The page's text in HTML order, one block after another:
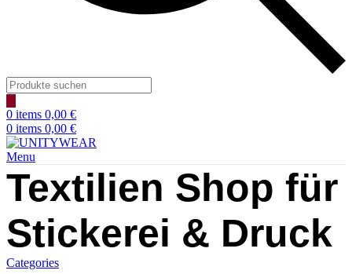
Products
search
0 items 0,00 €
0 items 0,00 €
Menu
Textilien Shop für
Stickerei & Druck
Categories